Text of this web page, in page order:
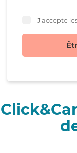
J'accepte les